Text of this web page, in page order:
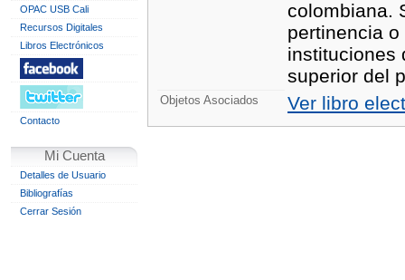
OPAC USB Cali
Recursos Digitales
Libros Electrónicos
Contacto
Mi Cuenta
Detalles de Usuario
Bibliografías
Cerrar Sesión
colombiana.
pertinencia
instituciones
superior del
Objetos Asociados Ver libro